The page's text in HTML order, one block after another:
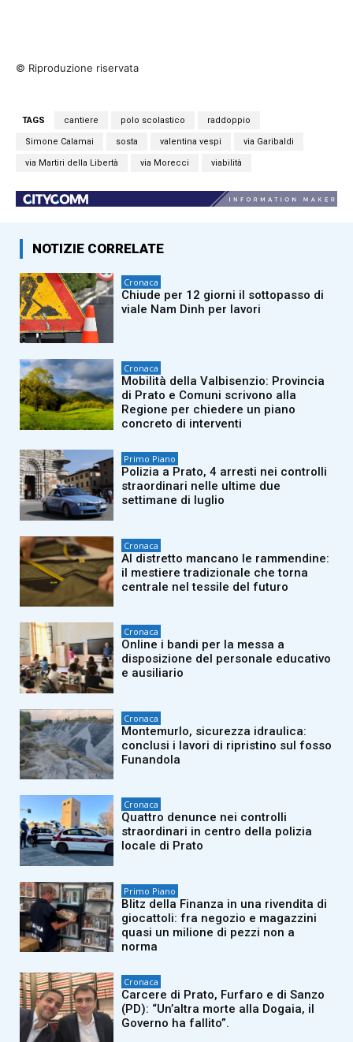
© Riproduzione riservata
TAGS cantiere polo scolastico raddoppio
Simone Calamai sosta valentina vespi via Garibaldi
via Martiri della Libertà via Morecci viabilità
NOTIZIE CORRELATE
Cronaca
Chiude per 12 giorni il sottopasso di
viale Nam Dinh per lavori
Cronaca
Mobilità della Valbisenzio: Provincia
di Prato e Comuni scrivono alla
Regione per chiedere un piano
concreto di interventi
Primo Piano
Polizia a Prato, 4 arresti nei controlli
straordinari nelle ultime due
settimane di luglio
Cronaca
Al distretto mancano le rammendine:
il mestiere tradizionale che torna
centrale nel tessile del futuro
Cronaca
Online i bandi per la messa a
disposizione del personale educativo
e ausiliario
Cronaca
Montemurlo, sicurezza idraulica:
conclusi i lavori di ripristino sul fosso
Funandola
Cronaca
Quattro denunce nei controlli
straordinari in centro della polizia
locale di Prato
Primo Piano
Blitz della Finanza in una rivendita di
giocattoli: fra negozio e magazzini
quasi un milione di pezzi non a
norma
Cronaca
Carcere di Prato, Furfaro e di Sanzo
(PD): “Un’altra morte alla Dogaia, il
Governo ha fallito”.